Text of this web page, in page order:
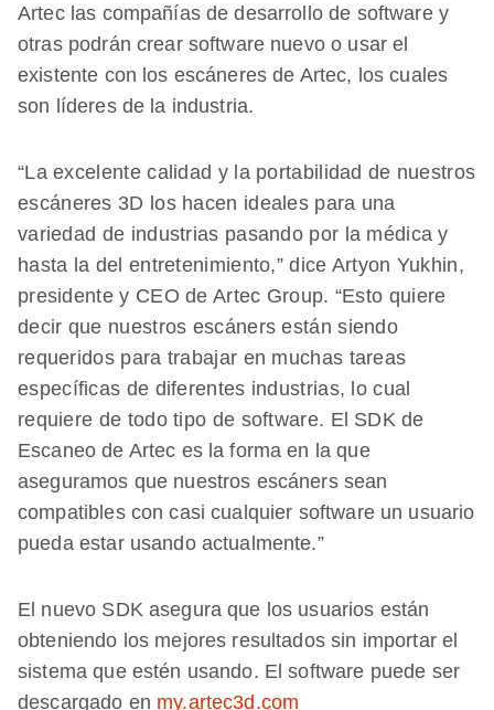
Artec las compañías de desarrollo de software y
otras podrán crear software nuevo o usar el
existente con los escáneres de Artec, los cuales
son líderes de la industria.
“La excelente calidad y la portabilidad de nuestros
escáneres 3D los hacen ideales para una
variedad de industrias pasando por la médica y
hasta la del entretenimiento,” dice Artyon Yukhin,
presidente y CEO de Artec Group. “Esto quiere
decir que nuestros escáners están siendo
requeridos para trabajar en muchas tareas
específicas de diferentes industrias, lo cual
requiere de todo tipo de software. El SDK de
Escaneo de Artec es la forma en la que
aseguramos que nuestros escáners sean
compatibles con casi cualquier software un usuario
pueda estar usando actualmente.”
El nuevo SDK asegura que los usuarios están
obteniendo los mejores resultados sin importar el
sistema que estén usando. El software puede ser
descargado en my.artec3d.com